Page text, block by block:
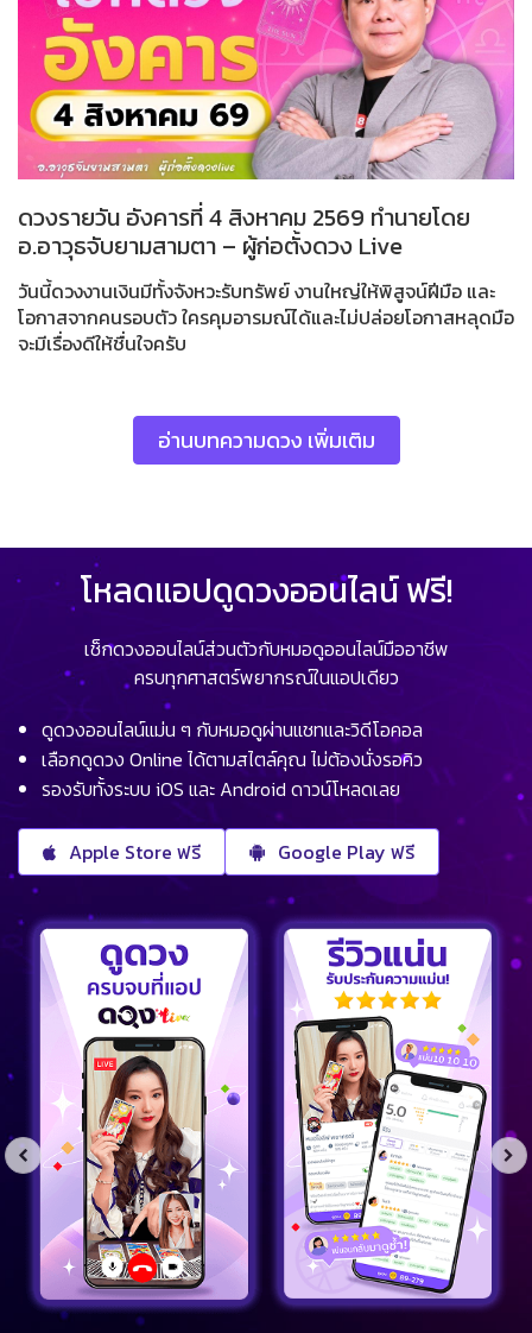
ดวงรายวัน อังคารที่ 4 สิงหาคม 2569 ทำนายโดย
อ.อาวุธจับยามสามตา – ผู้ก่อตั้งดวง Live
วันนี้ดวงงานเงินมีทั้งจังหวะรับทรัพย์ งานใหญ่ให้พิสูจน์ฝีมือ และ
โอกาสจากคนรอบตัว ใครคุมอารมณ์ได้และไม่ปล่อยโอกาสหลุดมือ
จะมีเรื่องดีให้ชื่นใจครับ
อ่านบทความดวง เพิ่มเติม
โหลดแอปดูดวงออนไลน์ ฟรี!
เช็กดวงออนไลน์ส่วนตัวกับหมอดูออนไลน์มืออาชีพ
ครบทุกศาสตร์พยากรณ์ในแอปเดียว
ดูดวงออนไลน์แม่น ๆ กับหมอดูผ่านแชทและวิดีโอคอล
เลือกดูดวง Online ได้ตามสไตล์คุณ ไม่ต้องนั่งรอคิว
รองรับทั้งระบบ iOS และ Android ดาวน์โหลดเลย
Apple Store ฟรี Google Play ฟรี